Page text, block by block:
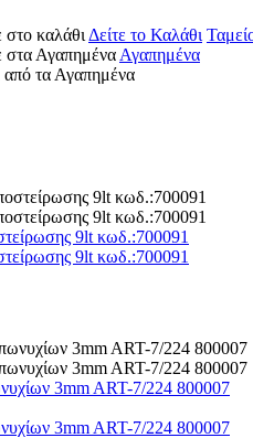
στο καλάθι Δείτε το Καλάθι
στα Αγαπημένα Αγαπημένα
από τα Αγαπημένα
9lt κωδ.:700091
9lt κωδ.:700091
3mm ART-7/224 800007
3mm ART-7/224 800007